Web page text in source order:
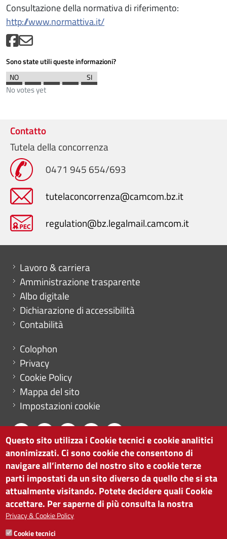
Consultazione della normativa di riferimento:
http://www.normattiva.it/
Sono state utili queste informazioni?
No votes yet
Contatto
Tutela della concorrenza
0471 945 654/693
tutelaconcorrenza@camcom.bz.it
regulation@bz.legalmail.camcom.it
Mini menu di servizio
Lavoro & carriera
Amministrazione trasparente
Albo digitale
Dichiarazione di accessibilità
Contabilità
Menu footer
Colophon
Privacy
Cookie Policy
Mappa del sito
Impostazioni cookie
CAMERA DI COMMERCIO DI BOLZANO
via Alto Adige 60 | I-39100 Bolzano
tel. 0471 945 511 |info@camcom.bz.it
Partita IVA: 00376420212
ISTITUTO PER LA PROMOZIONE DELLO
SVILUPPO ECONOMICO
Questo sito utilizza i Cookie tecnici e cookie analitici
anonimizzati. Ci sono cookie che consentono di
navigare all’interno del nostro sito e cookie terze
parti impostati da un sito diverso da quello che si sta
attualmente visitando. Potete decidere quali Cookie
accettare. Per saperne di più consulta la nostra
Privacy & Cookie Policy
Cookie tecnici